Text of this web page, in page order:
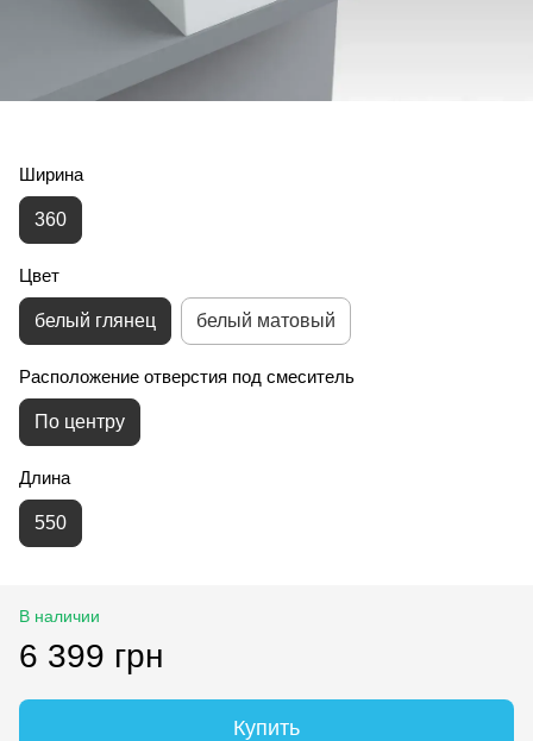
Ширина
360
Цвет
белый глянец белый матовый
Расположение отверстия под смеситель
По центру
Длина
550
В наличии
6 399 грн
Купить